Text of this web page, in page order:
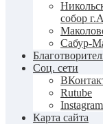
собор
Сабур-
Соц. сети
Rutube
Instagram
Карта сайта